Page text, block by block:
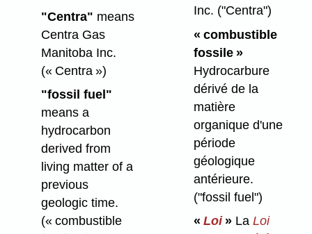
"Centra" means
Centra Gas
Manitoba Inc.
(« Centra »)
"fossil fuel"
means a
hydrocarbon
derived from
living matter of a
previous
geologic time.
(« combustible
Inc. ("Centra")
« combustible
fossile »
Hydrocarbure
dérivé de la
matière
organique d'une
période
géologique
antérieure.
("fossil fuel")
« Loi»La Loi